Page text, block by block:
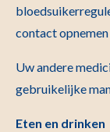
contact
Uw andere
gebruikelijke
Eten en drinken